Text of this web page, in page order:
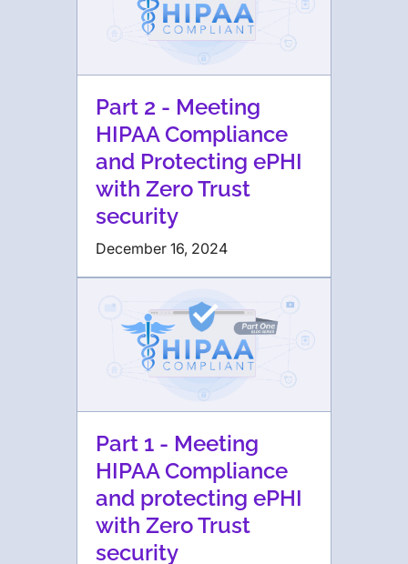
Part 2 - Meeting
HIPAA Compliance
and Protecting ePHI
with Zero Trust
security
December 16, 2024
Part 1 - Meeting
HIPAA Compliance
and protecting ePHI
with Zero Trust
security